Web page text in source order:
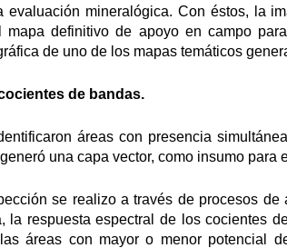
mineralógica. Con éstos, la
mapa definitivo de apoyo en campo
de uno de los mapas temáticos
de bandas.
áreas con presencia
una capa vector, como insumo para
se realizo a través de procesos
la respuesta espectral de los cocientes
áreas con mayor o menor potencial